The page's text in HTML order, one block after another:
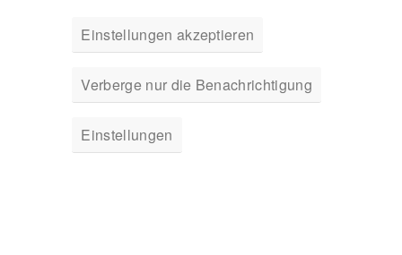
Einstellungen akzeptieren
Verberge nur die Benachrichtigung
Einstellungen